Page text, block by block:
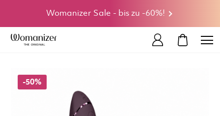
Womanizer Sale - bis zu -60%!
-50%